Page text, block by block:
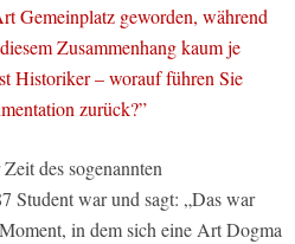
Gemeinplatz geworden, während
Zusammenhang kaum je
Historiker – worauf führen Sie
zurück?”
des sogenannten
Student war und sagt: „Das war
in dem sich eine Art Dogma